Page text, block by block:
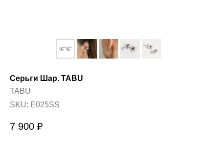
Серьги Шар. TABU
TABU
SKU: E025SS
7 900 ₽